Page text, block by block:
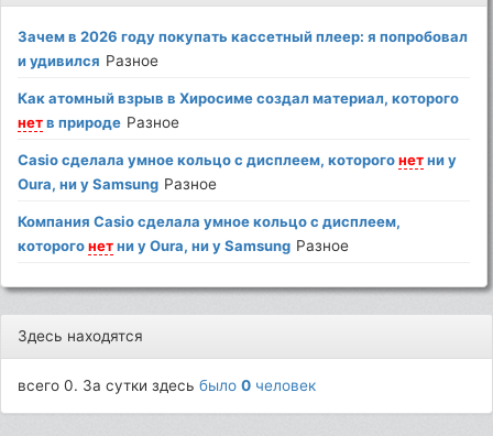
Зачем в 2026 году покупать кассетный плеер: я попробовал
и удивился Разное
Как атомный взрыв в Хиросиме создал материал, которого
нетв природе Разное
Casio сделала умное кольцо с дисплеем, которогонетни у
Oura, ни у Samsung Разное
Компания Casio сделала умное кольцо с дисплеем,
которогонетни у Oura, ни у Samsung Разное
Здесь находятся
всего 0. За сутки здесьбыло0 человек